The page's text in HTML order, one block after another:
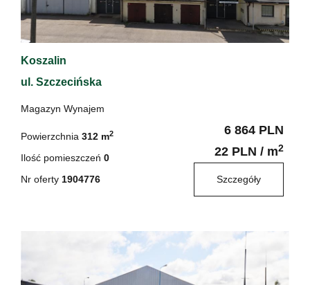
Koszalin
ul. Szczecińska
Magazyn Wynajem
Powierzchnia 312 m2
Ilość pomieszczeń 0
Nr oferty 1904776
6 864 PLN
22 PLN / m2
Szczegóły